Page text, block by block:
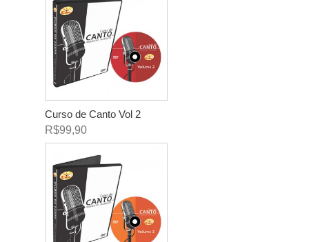
Curso de Canto Vol 2
R$99,90